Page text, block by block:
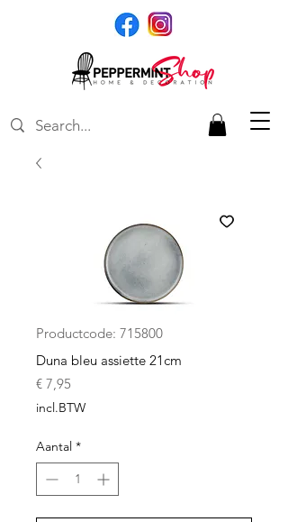
Productcode: 715800
Duna bleu assiette 21cm
€ 7,95
incl.BTW
Aantal *